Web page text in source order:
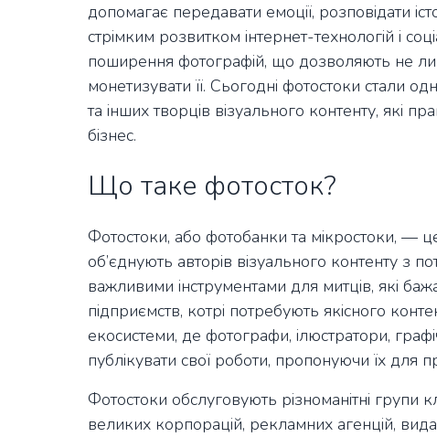
допомагає передавати емоції, розповідати
стрімким розвитком інтернет-технологій і
поширення фотографій, що дозволяють не
монетизувати її. Сьогодні фотостоки стали
та інших творців візуального контенту, які
бізнес.
Що таке фотосток?
Фотостоки, або фотобанки та мікростоки, —
об’єднують авторів візуального контенту з
важливими інструментами для митців, які
підприємств, котрі потребують якісного
екосистеми, де фотографи, ілюстратори,
публікувати свої роботи, пропонуючи їх для
Фотостоки обслуговують різноманітні групи
великих корпорацій, рекламних агенцій,